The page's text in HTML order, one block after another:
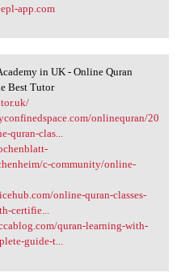
app.com
in UK -
in UK - Online Quran
Best Tutor
onlinequran/20
quran-clas...
c-community/online-
online-quran-classes-
certifie...
quran-learning-with-
guide-t...